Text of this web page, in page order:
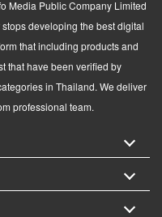
Media Public Company Limited
developing the best digital
that including products and
that have been verified by
in Thailand. We deliver
professional team.